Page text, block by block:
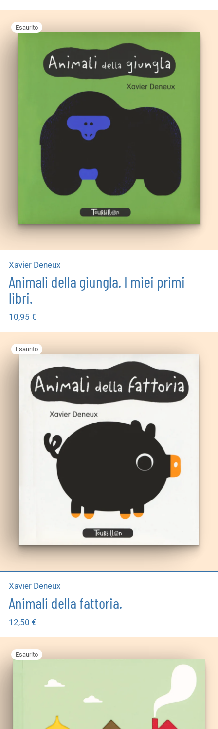
Esaurito
Xavier Deneux
Animali della giungla. I miei primi
libri.
10,95 €
Esaurito
Xavier Deneux
Animali della fattoria.
12,50 €
Esaurito